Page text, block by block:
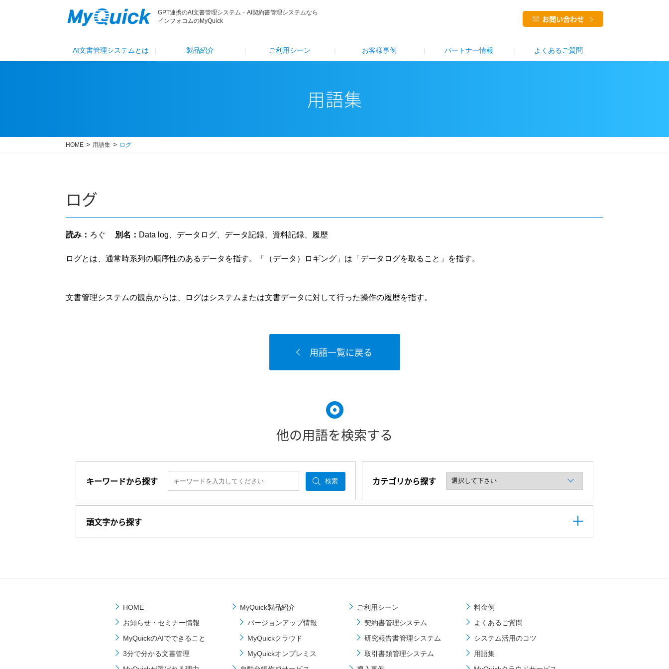
GPT連携のAI文書管理システム・AI契約書管理システムなら
インフォコムのMyQuick
お問い合わせ
AI文書管理システムとは 製品紹介 ご利⽤シーン お客様事例 パートナー情報 よくあるご質問
用語集
HOME 用語集 ログ
ログ
読み： ろぐ 別名： Data log、データログ、データ記録、資料記録、履歴
ログとは、通常時系列の順序性のあるデータを指す。「（データ）ロギング」は「データログを取ること」を指す。
文書管理システムの観点からは、ログはシステムまたは文書データに対して行った操作の履歴を指す。
用語一覧に戻る
他の用語を検索する
キーワードから探す 検索 カテゴリから探す
頭文字から探す
HOME
お知らせ・セミナー情報
MyQuickのAIでできること
3分で分かる文書管理
MyQuick製品紹介
バージョンアップ情報
MyQuickクラウド
MyQuickオンプレミス
ご利⽤シーン
契約書管理システム
研究報告書管理システム
取引書類管理システム
料金例
よくあるご質問
システム活用のコツ
用語集